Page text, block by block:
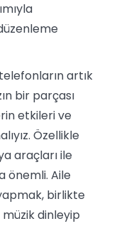
artık
bir parçası
etkileri ve
Özellikle
araçları ile
önemli. Aile
birlikte
dinleyip